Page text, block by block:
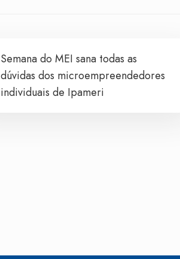
Semana do MEI sana todas as
dúvidas dos microempreendedores
individuais de Ipameri